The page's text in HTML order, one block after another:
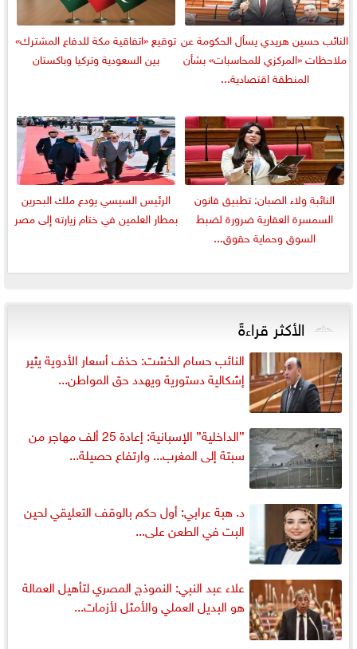
النائب حسين هريدي يسأل الحكومة عن
ملاحظات «المركزي للمحاسبات» بشأن
المنطقة اقتصادية...
توقيع «اتفاقية مكة للدفاع المشترك»
بين السعودية وتركيا وباكستان
النائبة ولاء الصبان: تطبيق قانون
السمسرة العقارية ضرورة لضبط
السوق وحماية حقوق...
الرئيس السيسي يودع ملك البحرين
بمطار العلمين في ختام زيارته إلى مصر
الأكثر قراءةً
النائب حسام الخشت: حذف أسعار الأدوية يثير
إشكالية دستورية ويهدد حق المواطن...
”الداخلية” الإسبانية: إعادة 25 ألف مهاجر من
سبتة إلى المغرب... وارتفاع حصيلة...
د. هبة عرابي: أول حكم بالوقف التعليقي لحين
البت في الطعن على...
علاء عبد النبي: النموذج المصري لتأهيل العمالة
هو البديل العملي والأمثل لأزمات...